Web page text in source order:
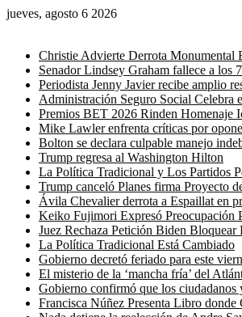
jueves, agosto 6 2026
Christie Advierte Derrota Monumental
Senador Lindsey Graham fallece a los
Periodista Jenny Javier recibe amplio
Administración Seguro Social Celebra
Premios BET 2026 Rinden Homenaje
Mike Lawler enfrenta críticas por
Bolton se declara culpable manejo
Trump regresa al Washington Hilton
La Política Tradicional y Los Partidos
Trump canceló Planes firma Proyecto
Ávila Chevalier derrota a Espaillat en
Keiko Fujimori Expresó Preocupación
Juez Rechaza Petición Biden
La Política Tradicional Está Cambiado
Gobierno decretó feriado para este
El misterio de la ‘mancha fría’ del
Gobierno confirmó que los ciudadanos
Francisca Núñez Presenta Libro